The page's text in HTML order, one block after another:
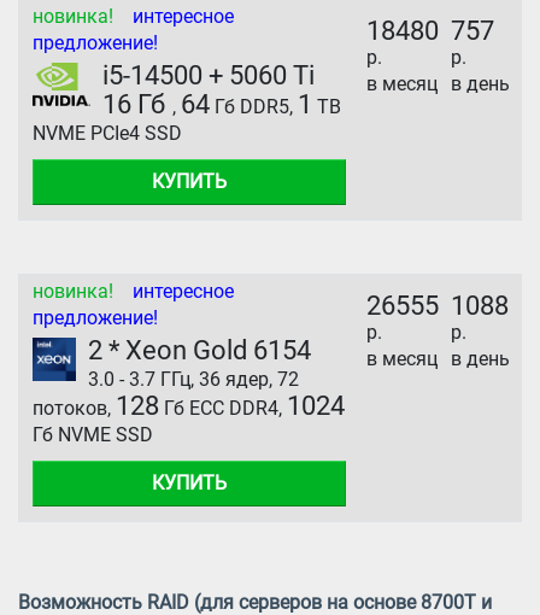
новинка! интересное
предложение!
i5-14500 + 5060 Ti
16 Гб , 64 Гб DDR5, 1 TB
NVME PCIe4 SSD
КУПИТЬ
18480
р.
в месяц
757
р.
в день
новинка! интересное
предложение!
2 * Xeon Gold 6154
3.0 - 3.7 ГГц, 36 ядер, 72
потоков, 128 Гб ECC DDR4, 1024
Гб NVME SSD
КУПИТЬ
26555
р.
в месяц
1088
р.
в день
Возможность RAID (для серверов на основе 8700T и